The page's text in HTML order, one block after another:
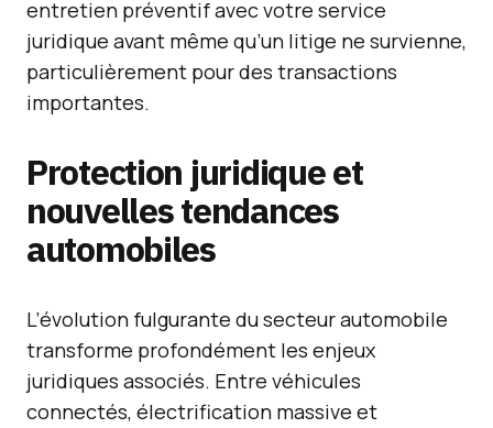
entretien préventif avec votre service
juridique avant même qu’un litige ne survienne,
particulièrement pour des transactions
importantes.
Protection juridique et
nouvelles tendances
automobiles
L’évolution fulgurante du secteur automobile
transforme profondément les enjeux
juridiques associés. Entre véhicules
connectés, électrification massive et